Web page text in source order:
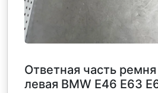
Ответная часть
левая BMW Е46 Е63